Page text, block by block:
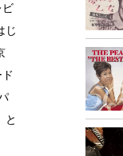
ビ
じ
と